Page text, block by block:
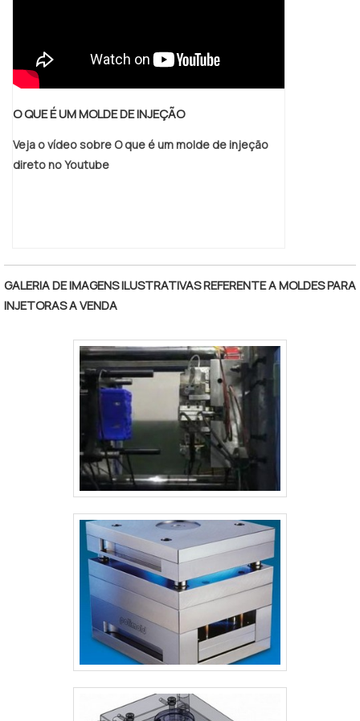
projeto para a MVA, e colha excelentes
resultados!
O QUE É UM MOLDE DE INJEÇÃO
Veja o vídeo sobre O que é um molde de injeção
direto no Youtube
GALERIA DE IMAGENS ILUSTRATIVAS REFERENTE A MOLDES PARA
INJETORAS A VENDA